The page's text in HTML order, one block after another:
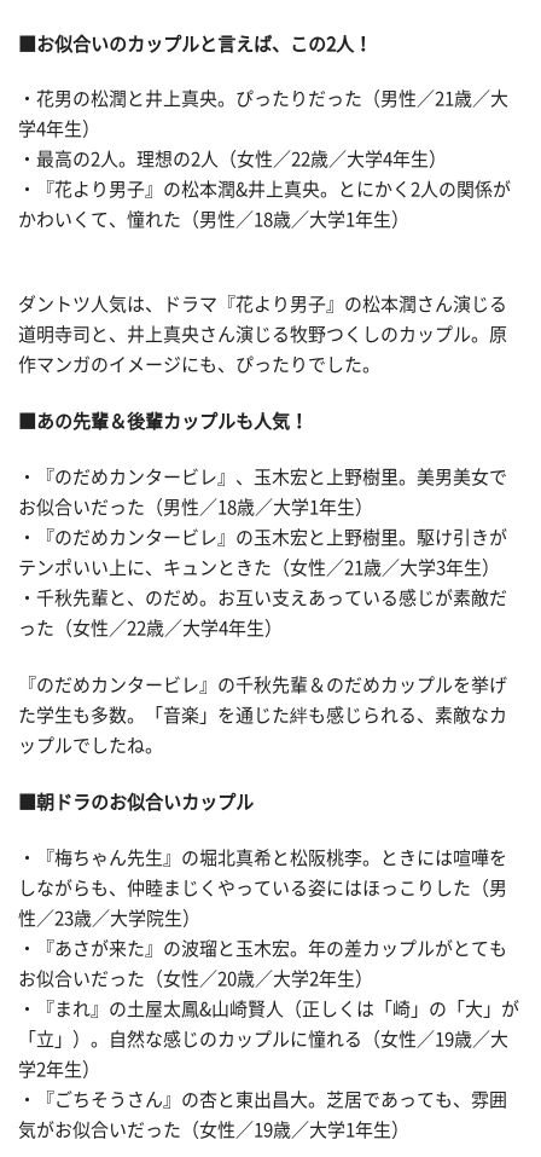
■お似合いのカップルと言えば、この2人！
・花男の松潤と井上真央。ぴったりだった（男性／21歳／大
学4年生）
・最高の2人。理想の2人（女性／22歳／大学4年生）
・『花より男子』の松本潤&井上真央。とにかく2人の関係が
かわいくて、憧れた（男性／18歳／大学1年生）
ダントツ人気は、ドラマ『花より男子』の松本潤さん演じる
道明寺司と、井上真央さん演じる牧野つくしのカップル。原
作マンガのイメージにも、ぴったりでした。
■あの先輩＆後輩カップルも人気！
・『のだめカンタービレ』、玉木宏と上野樹里。美男美女で
お似合いだった（男性／18歳／大学1年生）
・『のだめカンタービレ』の玉木宏と上野樹里。駆け引きが
テンポいい上に、キュンときた（女性／21歳／大学3年生）
・千秋先輩と、のだめ。お互い支えあっている感じが素敵だ
った（女性／22歳／大学4年生）
『のだめカンタービレ』の千秋先輩＆のだめカップルを挙げ
た学生も多数。「音楽」を通じた絆も感じられる、素敵なカ
ップルでしたね。
■朝ドラのお似合いカップル
・『梅ちゃん先生』の堀北真希と松阪桃李。ときには喧嘩を
しながらも、仲睦まじくやっている姿にはほっこりした（男
性／23歳／大学院生）
・『あさが来た』の波瑠と玉木宏。年の差カップルがとても
お似合いだった（女性／20歳／大学2年生）
・『まれ』の土屋太鳳&山崎賢人（正しくは「崎」の「大」が
「立」）。自然な感じのカップルに憧れる（女性／19歳／大
学2年生）
・『ごちそうさん』の杏と東出昌大。芝居であっても、雰囲
気がお似合いだった（女性／19歳／大学1年生）